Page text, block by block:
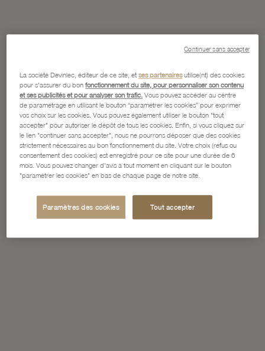
La société Devinlec, éditeur de ce site, etses partenairesutilise(nt) des cookies
pour s'assurer du bonfonctionnement du site, pour personnaliser son contenu
et ses publicités et pour analyser son trafic. Vous pouvez accéder au centre
de paramétrage en utilisant le bouton “paramétrer les cookies” pour exprimer
vos choix sur les cookies. Vous pouvez également utiliser le bouton "tout
accepter" pour autoriser le dépôt de tous les cookies. Enfin, si vous cliquez sur
le lien "continuer sans accepter", nous ne pourrons déposer que des cookies
strictement nécessaires au bon fonctionnement du site. Votre choix (refus ou
consentement des cookies) est enregistré pour ce site pour une durée de 6
mois. Vous pouvez changer d'avis à tout moment en cliquant sur le bouton
"paramétrer les cookies" en bas de chaque page de notre site.
Paramètres des cookies Tout accepter
Continuer sans accepter